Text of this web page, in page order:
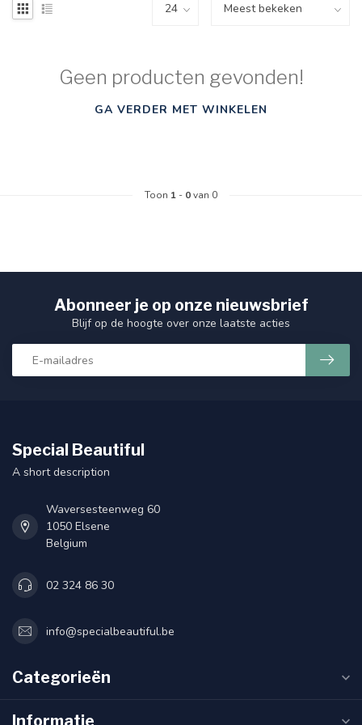
Geen producten gevonden!
GA VERDER MET WINKELEN
Toon 1 - 0van 0
Abonneer je op onze nieuwsbrief
Blijf op de hoogte over onze laatste acties
Special Beautiful
A short description
Waversesteenweg 60
1050 Elsene
Belgium
02 324 86 30
info@specialbeautiful.be
Categorieën
Informatie